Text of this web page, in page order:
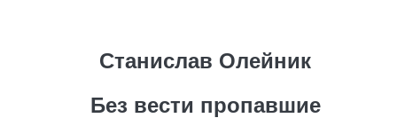
Станислав Олейник
Без вести пропавшие